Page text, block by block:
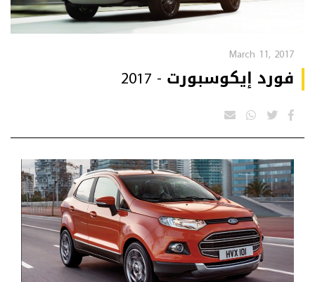
March 11, 2017
فورد إيكوسبورت - 2017